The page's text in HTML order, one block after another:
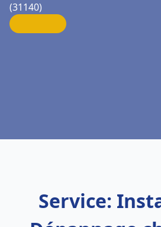
(31140)
Service: